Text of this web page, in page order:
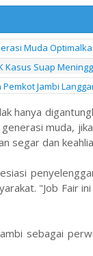
Muda
Kasus Suap
Pemkot Jambi
hanya
muda,
segar dan
"Job Fair
sebagai